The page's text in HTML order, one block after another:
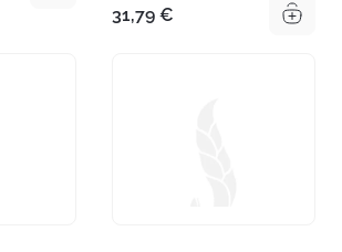
31,79 €